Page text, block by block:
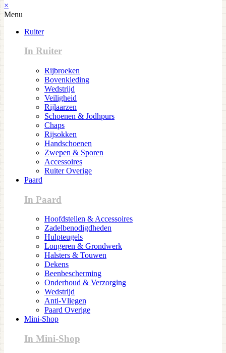
×
Menu
Ruiter
In Ruiter
Rijbroeken
Bovenkleding
Wedstrijd
Veiligheid
Rijlaarzen
Schoenen & Jodhpurs
Chaps
Rijsokken
Handschoenen
Zwepen & Sporen
Accessoires
Ruiter Overige
Paard
In Paard
Hoofdstellen & Accessoires
Zadelbenodigdheden
Hulpteugels
Longeren & Grondwerk
Halsters & Touwen
Dekens
Beenbescherming
Onderhoud & Verzorging
Wedstrijd
Anti-Vliegen
Paard Overige
Mini-Shop
In Mini-Shop